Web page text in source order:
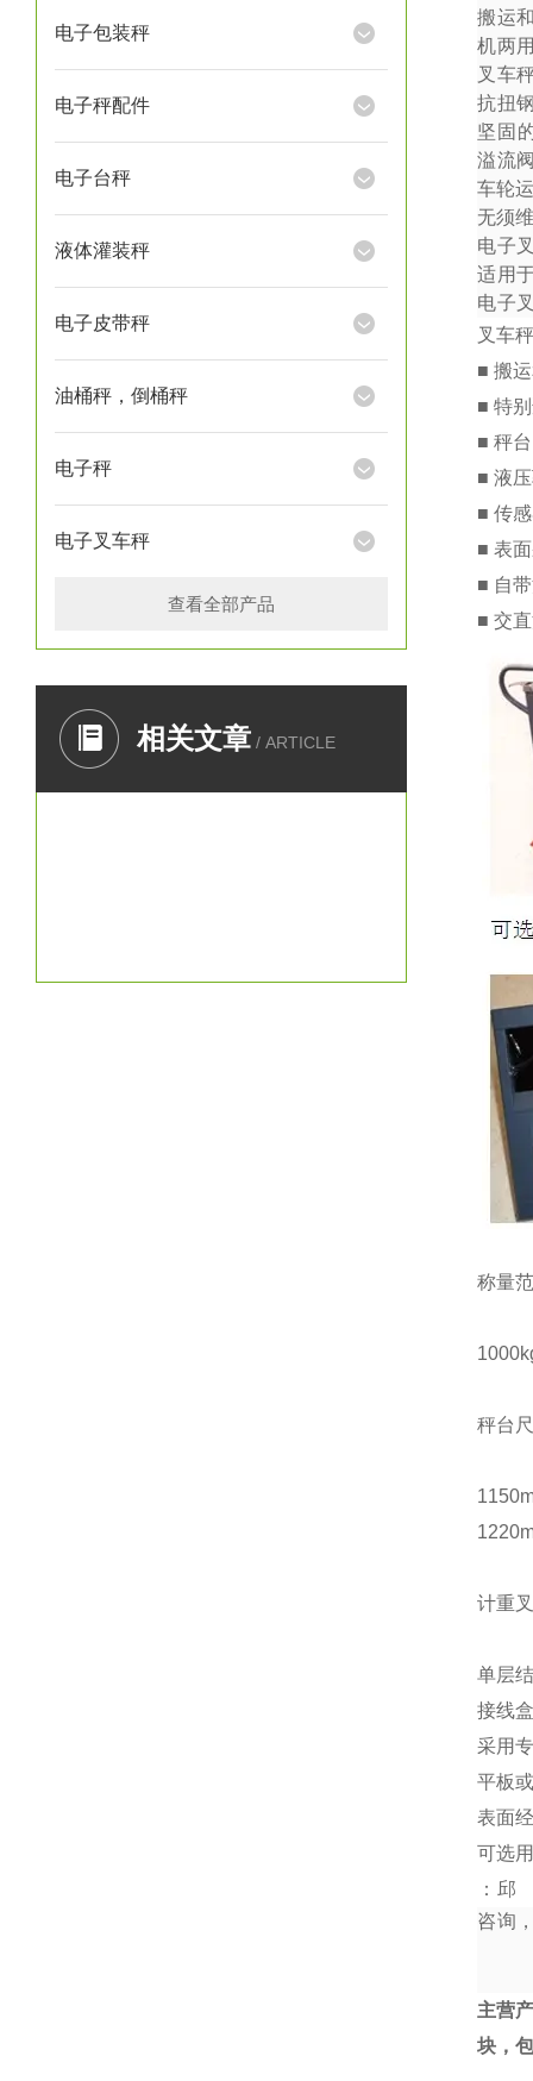
电子包装秤
电子秤配件
电子台秤
液体灌装秤
电子皮带秤
油桶秤，倒桶秤
电子秤
电子叉车秤
查看全部产品
相关文章 / ARTICLE
搬运
机两
叉车
抗扭
坚固
溢流
车轮
无须
电子
适用
电子
叉车
■ 搬
■ 特
■ 秤
■ 液
■ 传
■ 表
■ 自
■ 交
称量
秤台
计重
单层
接线
采用
平板
表面
可选
：邱
咨询
主营
块，